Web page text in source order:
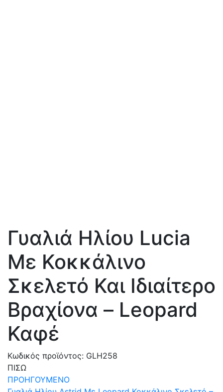
Γυαλιά Ηλίου Lucia
Με Κοκκάλινο
Σκελετό Και Ιδιαίτερο
Βραχίονα – Leopard
Καφέ
Κωδικός προϊόντος: GLH258
ΠΙΣΩ
ΠΡΟΗΓΟΥΜΕΝΟ